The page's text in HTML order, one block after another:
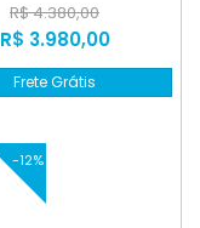
R$ 4.380,00
R$ 3.980,00
Frete Grátis
-12%